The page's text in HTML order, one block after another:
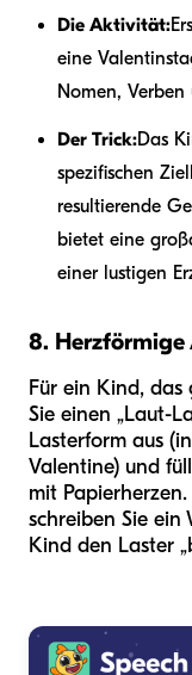
Die Aktivität:
eine
Nomen,
Der Trick:Das
spezifischen
resultierende
bietet eine
einer lustigen
8.
Für ein Kind,
Sie einen „Laut-
Lasterform aus
Valentine) und
mit
schreiben Sie
Kind den Laster